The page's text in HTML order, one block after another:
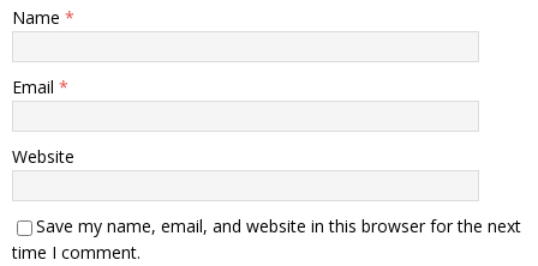
Name *
Email *
Website
Save my name, email, and website in this browser for the next
time I comment.